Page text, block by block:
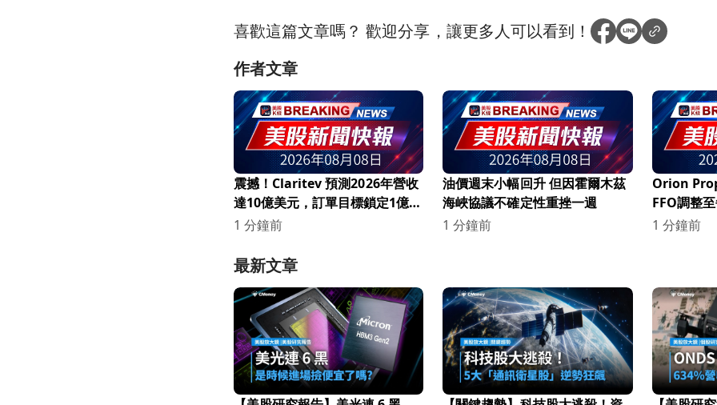
喜歡這篇文章嗎？歡迎分享，讓更多人可以看到！
作者文章
震撼！Claritev 預測2026年營收
達10億美元，訂單目標鎖定1億美
元
1 分鐘前
油價週末小幅回升 但因霍爾木茲
海峽協議不確定性重挫一週
1 分鐘前
Orion
FFO調整
負債對
1 分鐘前
最新文章